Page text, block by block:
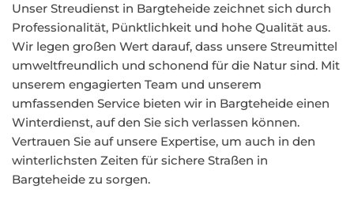
Unser Streudienst in Bargteheide zeichnet sich durch
Professionalität, Pünktlichkeit und hohe Qualität aus.
Wir legen großen Wert darauf, dass unsere Streumittel
umweltfreundlich und schonend für die Natur sind. Mit
unserem engagierten Team und unserem
umfassenden Service bieten wir in Bargteheide einen
Winterdienst, auf den Sie sich verlassen können.
Vertrauen Sie auf unsere Expertise, um auch in den
winterlichsten Zeiten für sichere Straßen in
Bargteheide zu sorgen.